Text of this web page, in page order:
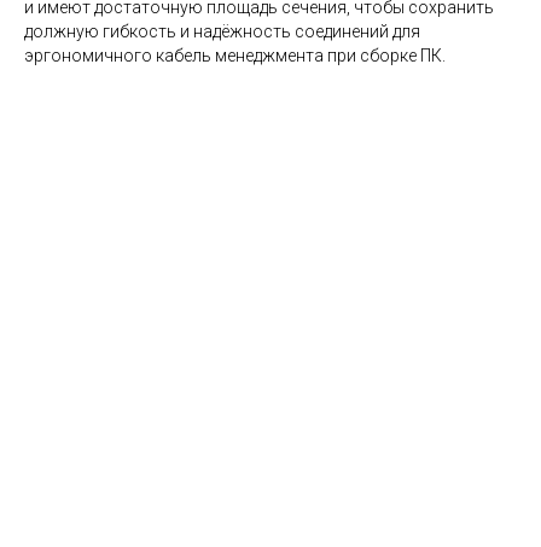
и имеют достаточную площадь сечения, чтобы сохранить
должную гибкость и надёжность соединений для
эргономичного кабель менеджмента при сборке ПК.